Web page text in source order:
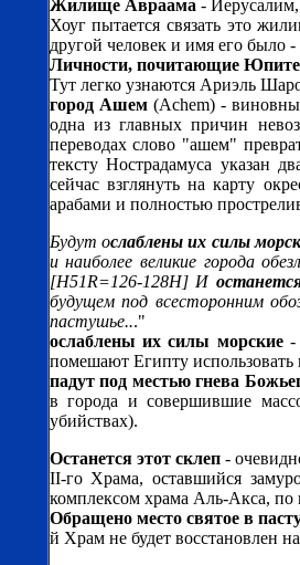
Жилище Авраама -
Хоуг пытается связать это
другой человек и имя его было
Личности, почитающие
Тут легко узнаются Ариэль
город Ашем(Achem) -
одна из главных причин
переводах слово "ашем"
тексту Нострадамуса указан
сейчас взглянуть на карту
арабами и полностью
Будут ослаблены их силы
и наиболее великие города
[H51R=126-128H] И
будущем под всесторонним
пастушье..."
ослаблены их силы морские-
помешают Египту использовать
падут под местью гнева
в города и совершившие
убийствах).
Останется этот склеп-
II-го Храма, оставшийся
комплексом храма Аль-Акса,
Обращено место святое в
й Храм не будет восстановлен